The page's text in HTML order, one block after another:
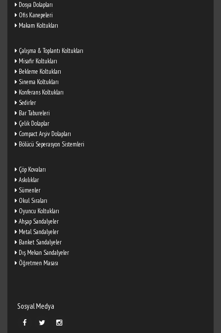
Dosya Dolapları
Ofis Kanepeleri
Makam Koltukları
Çalışma & Toplantı Koltukları
Misafir Koltukları
Bekleme Koltukları
Sinema Koltukları
Konferans Koltukları
Sedirler
Bar Tabureleri
Çelik Dolaplar
Compact Arşiv Dolapları
Bölücü Seperasyon Sistemleri
Çöp Kovaları
Askılıklar
Sümenler
Okul Sıraları
Oyuncu Koltukları
Ahşap Sandalyeler
Metal Sandalyeler
Banket Sandalyeler
Dış Mekan Sandalyeler
Öğretmen Masası
Sosyal Medya